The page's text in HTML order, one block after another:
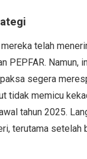
telah
PEPFAR.
segera
tidak memicu
tahun 2025.
terutama setelah